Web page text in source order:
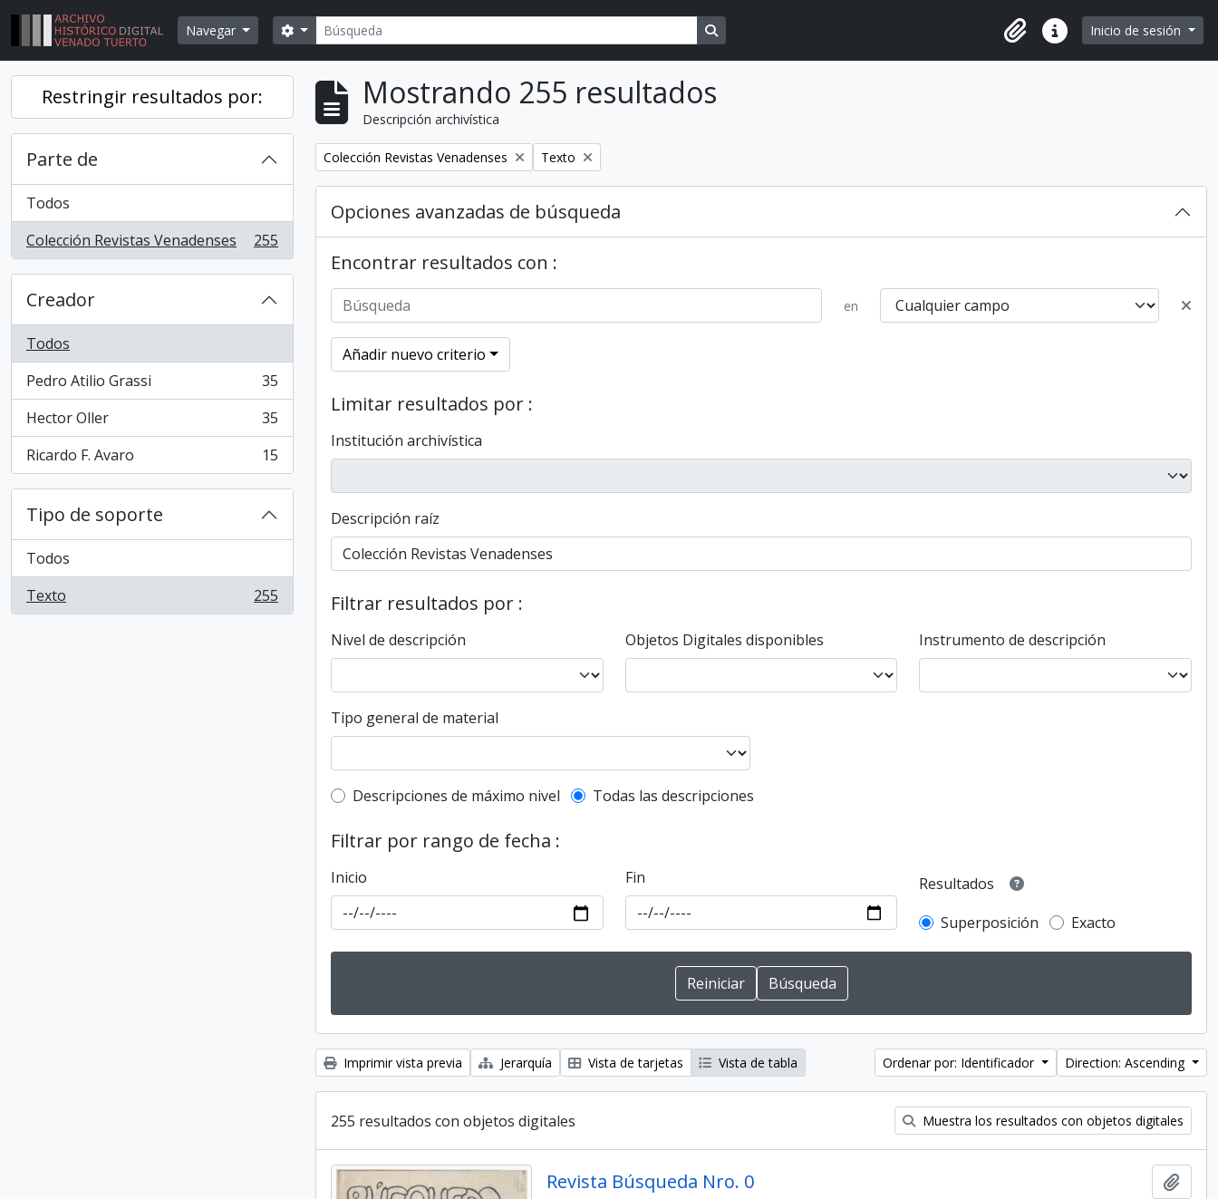
Skip to main content
Navegar
Búsqueda
Search options Search in browse page
Portapapeles
Enlaces rápidos
Inicio de sesión
Restringir resultados por:
Parte de
Todos
Colección Revistas Venadenses
, 255 resultados 255
Creador
Todos
Pedro Atilio Grassi
, 35 resultados
35
Hector Oller
, 35 resultados
35
Ricardo F. Avaro
, 15 resultados 15
Tipo de soporte
Todos
Texto
, 255 resultados 255
Mostrando 255 resultados
Descripción archivística
Remover filtro
Colección Revistas Venadenses Remover filtro
Texto
Opciones avanzadas de búsqueda
Encontrar resultados con :
en
Añadir nuevo criterio
Limitar resultados por :
Institución archivística
Descripción raíz
Filtrar resultados por :
Nivel de descripción Objetos Digitales disponibles Instrumento de descripción
Tipo general de material
Top-level description filter
Descripciones de máximo nivel Todas las descripciones
Filtrar por rango de fecha :
Inicio Fin
Resultados
Superposición
Exacto
Imprimir vista previa Jerarquía Vista de tarjetas Vista de tabla Ordenar por: Identificador Direction: Ascending
255 resultados con objetos digitales Muestra los resultados con objetos digitales
Revista Búsqueda Nro. 0